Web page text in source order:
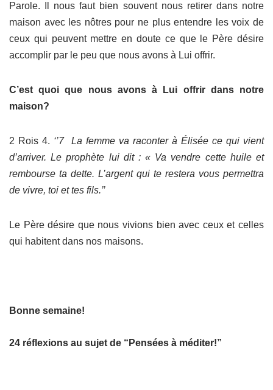
Parole. Il nous faut bien souvent nous retirer dans notre
maison avec les nôtres pour ne plus entendre les voix de
ceux qui peuvent mettre en doute ce que le Père désire
accomplir par le peu que nous avons à Lui offrir.
C’est quoi que nous avons à Lui offrir dans notre
maison?
2 Rois 4. ‘’7 La femme va raconter à Élisée ce qui vient
d’arriver. Le prophète lui dit : « Va vendre cette huile et
rembourse ta dette. L’argent qui te restera vous permettra
de vivre, toi et tes fils.’’
Le Père désire que nous vivions bien avec ceux et celles
qui habitent dans nos maisons.
Bonne semaine!
24 réflexions au sujet de “Pensées à méditer!”